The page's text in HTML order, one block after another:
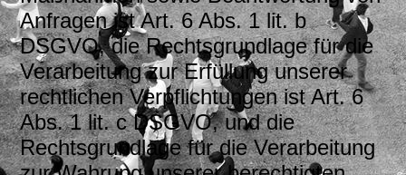
Anfragen ist Art. 6 Abs. 1 lit. b
DSGVO, die Rechtsgrundlage für die
Verarbeitung zur Erfüllung unserer
rechtlichen Verpflichtungen ist Art. 6
Abs. 1 lit. c DSGVO, und die
Rechtsgrundlage für die Verarbeitung